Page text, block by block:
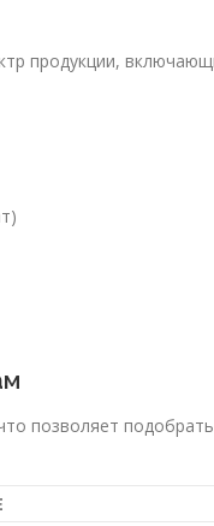
продукции,
позволяет